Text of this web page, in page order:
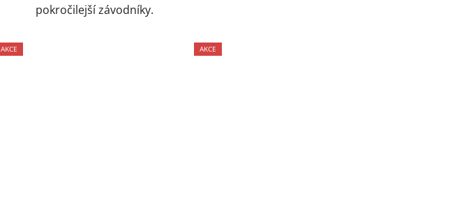
pokročilejší závodníky.
AKCE AKCE